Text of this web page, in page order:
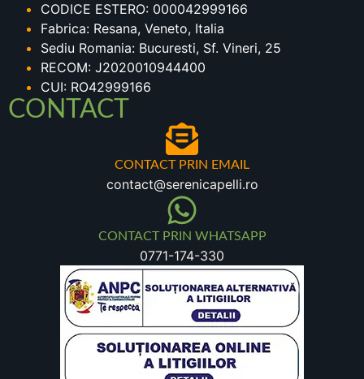
CODICE ESTERO: 000042999166
Fabrica: Resana, Veneto, Italia
Sediu Romania: Bucuresti, Sf. Vineri, 25
RECOM: J2020010944400
CUI: RO42999166
CONTACT
CONTACT PRIN EMAIL
contact@serenicapelli.ro
CONTACT PRIN WHATSAPP
0771-174-330